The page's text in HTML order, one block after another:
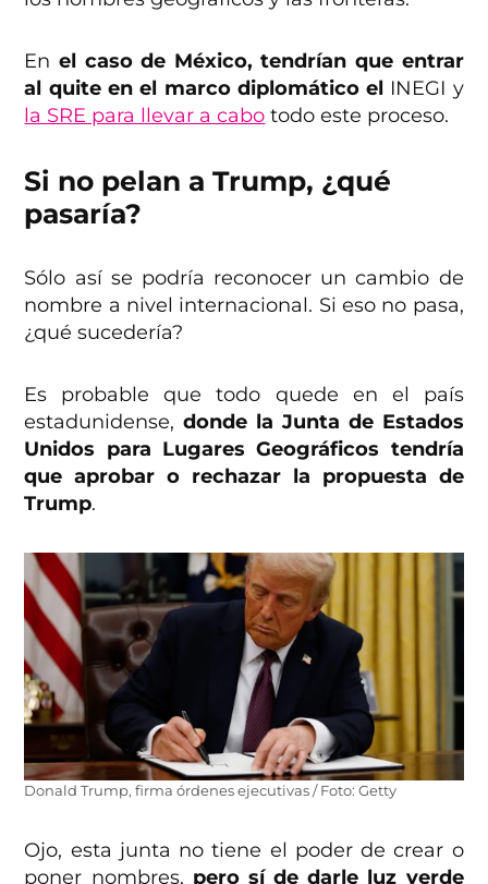
En el caso de México, tendrían que entrar
al quite en el marco diplomático el INEGI y
la SRE para llevar a cabo todo este proceso.
Si no pelan a Trump, ¿qué
pasaría?
Sólo así se podría reconocer un cambio de
nombre a nivel internacional. Si eso no pasa,
¿qué sucedería?
Es probable que todo quede en el país
estadunidense,donde la Junta de Estados
Unidos para Lugares Geográficos tendría
que aprobar o rechazar la propuesta de
Trump.
Donald Trump, firma órdenes ejecutivas / Foto: Getty
Ojo, esta junta no tiene el poder de crear o
poner nombres, pero sí de darle luz verde